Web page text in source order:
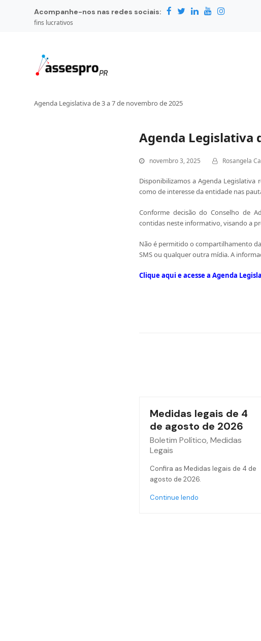
Acompanhe-nos nas redes sociais:
fins lucrativos
Agenda Legislativa de 3 a 7 de novembro de 2025
Agenda Legislativa
novembro 3, 2025 Rosangela
Disponibilizamos a Agenda Legislativa
como de interesse da entidade nas
Conforme decisão do Conselho de
contidas neste informativo, visando a
Não é permitido o compartilhamento
SMS ou qualquer outra mídia. A
Clique aqui e acesse a Agenda
Medidas legais de 4
de agosto de 2026
Boletim Político, Medidas
Legais
Confira as Medidas legais de 4 de
agosto de 2026.
Continue lendo